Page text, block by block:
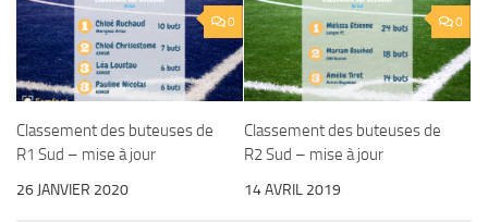
0
Classement des buteuses de
R1 Sud – mise à jour
26 JANVIER 2020
0
Classement des buteuses de
R2 Sud – mise à jour
14 AVRIL 2019